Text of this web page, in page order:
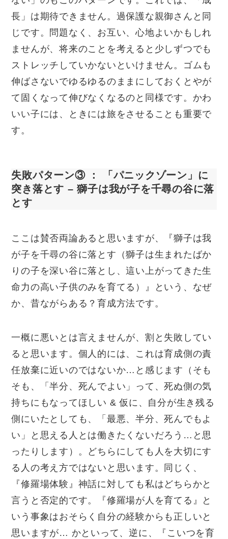
長」は期待できません。過保護な親御さんと同
じです。問題なく、お互い、心地よいかもしれ
ませんが、将来のことを考えると少しずつでも
ストレッチしていかないといけません。ゴムも
伸ばさないでゆるゆるのままにしておくとやが
て固くなって伸びなくなるのと同様です。かわ
いい子には、ときには旅をさせることも重要で
す。
失敗パターン③ ： 「パニックゾーン」に
突き落とす – 獅子は我が子を千尋の谷に落
とす
ここは賛否両論あると思いますが、『獅子は我
が子を千尋の谷に落とす（獅子は生まれたばか
りの子を深い谷に落とし、這い上がってきた生
命力の高い子供のみを育てる）』という、なぜ
か、昔ながらある？育成方法です。
一概に悪いとは言えませんが、割と失敗してい
ると思います。個人的には、これは育成側の責
任放棄に近いのではないか… と感じます（そも
そも、「半分、死んでよい」って、死ぬ側の気
持ちにもなってほしい &仮に、自分が生き残る
側にいたとしても、「最悪、半分、死んでもよ
い」と思える人とは働きたくないだろう … と思
ったりします）。どちらにしても人を大切にす
る人の考え方ではないと思います。同じく、
『修羅場体験』神話に対しても私はどちらかと
言うと否定的です。『修羅場が人を育てる』と
いう事象はおそらく自分の経験からも正しいと
思いますが… かといって、逆に、『こいつを育